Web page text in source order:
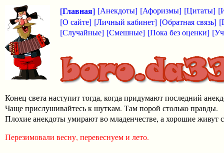
[Главная] [Анекдоты] [Афоризмы] [Цитаты]
[О сайте] [Личный кабинет] [Обратная связь]
[Случайные] [Смешные] [Пока без оценки]
Конец света наступит тогда, когда придумают последний
Чаще прислушивайтесь к шуткам. Там порой столько правды.
Плохие анекдоты умирают во младенчестве, а хорошие живут
Перезимовали весну, перевеснуем и лето.